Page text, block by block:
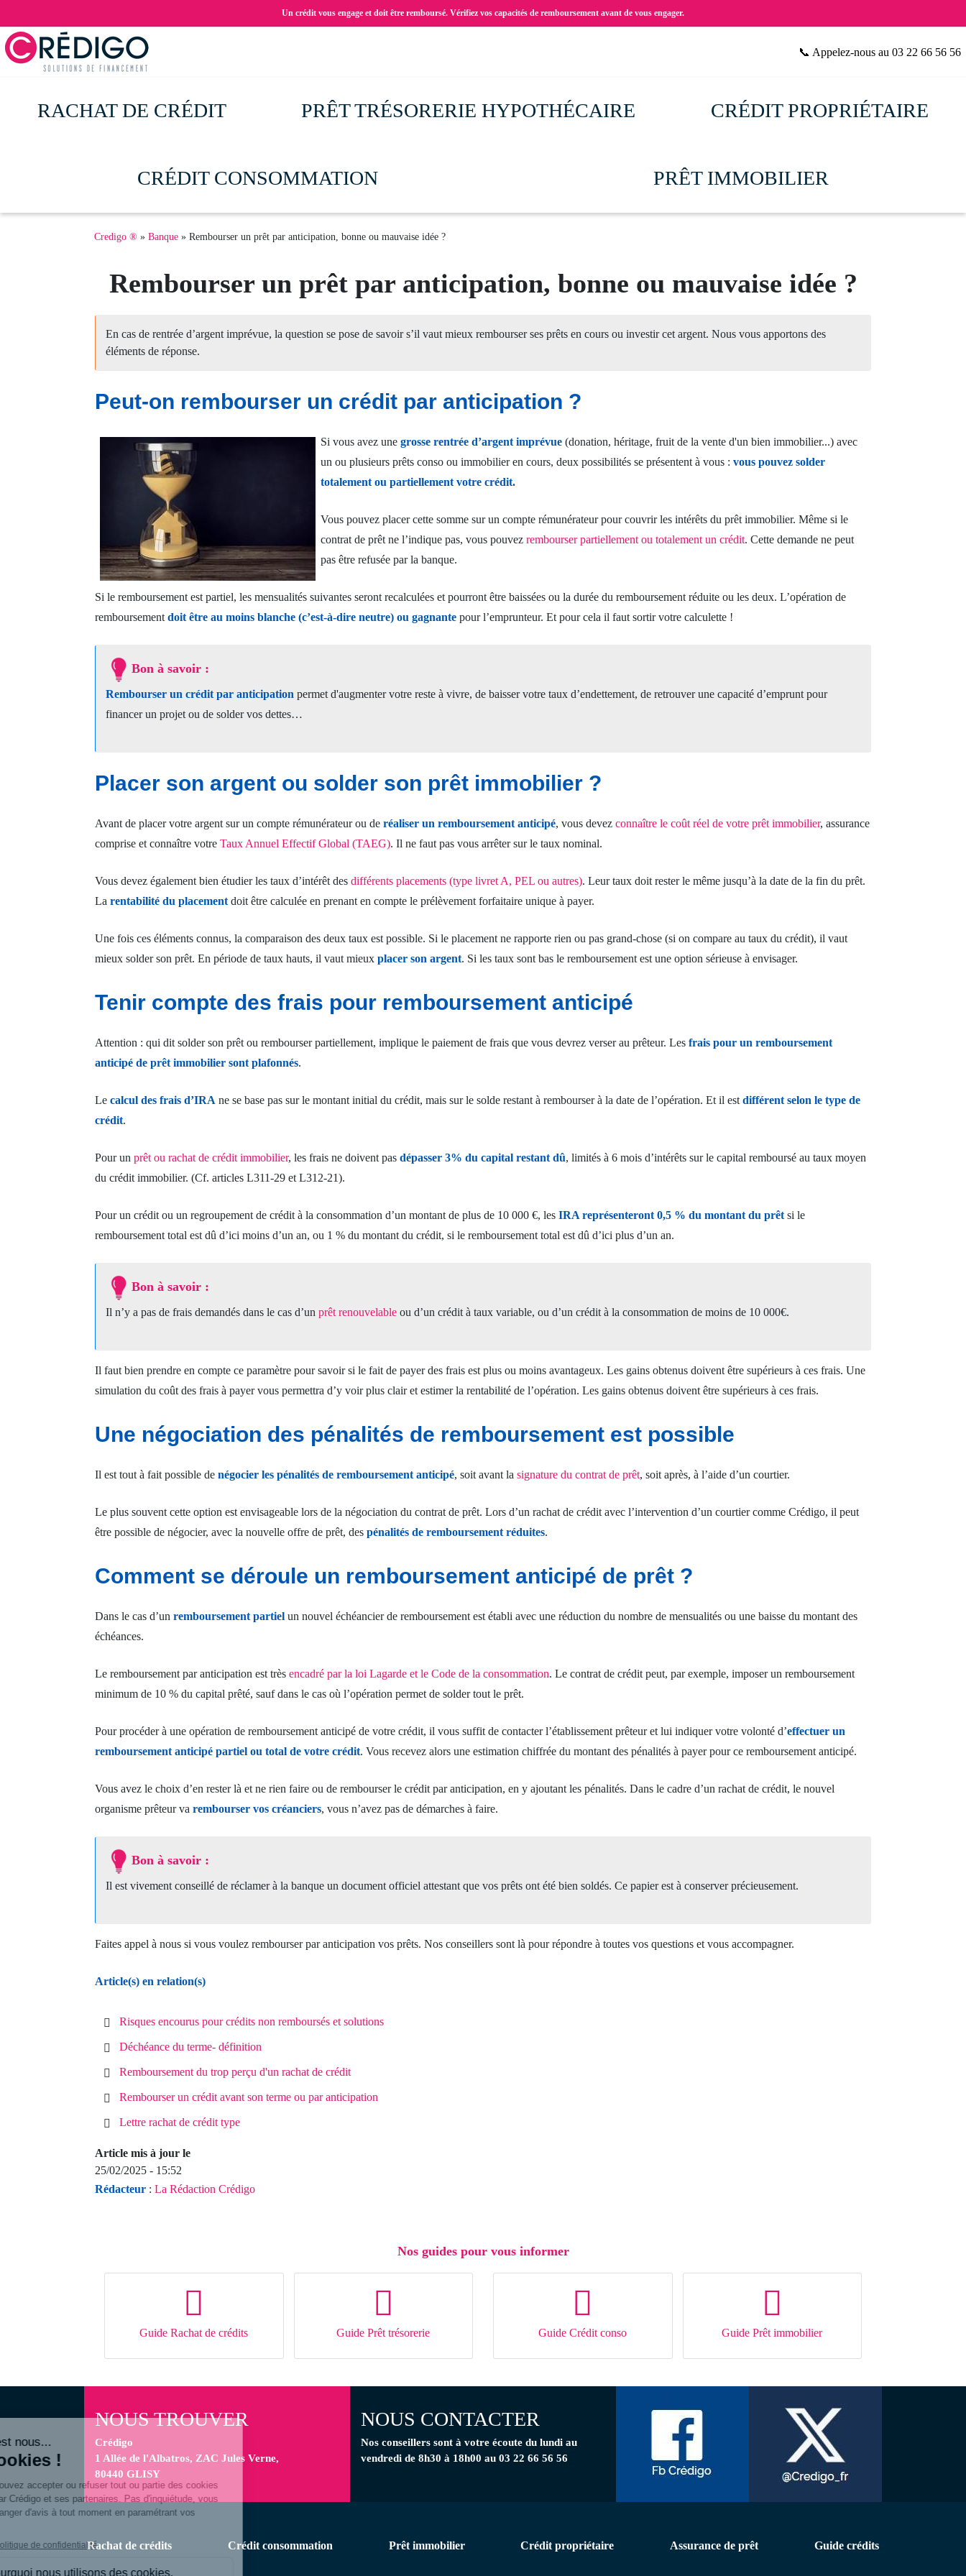
au
contenu
principal
Un crédit vous engage et doit être remboursé. Vérifiez vos capacités de remboursement avant de vous engager.
📞 Appelez-nous au 03 22 66 56 56
RACHAT DE CRÉDIT PRÊT TRÉSORERIE HYPOTHÉCAIRE CRÉDIT PROPRIÉTAIRE
CRÉDIT CONSOMMATION PRÊT IMMOBILIER
Fil
Credigo ® Banque Rembourser un prêt par anticipation, bonne ou mauvaise idée ?
Rembourser un prêt par anticipation, bonne ou mauvaise idée ?
En cas de rentrée d’argent imprévue, la question se pose de savoir s’il vaut mieux rembourser ses prêts en cours ou investir cet argent. Nous vous apportons des
éléments de réponse.
Peut-on rembourser un crédit par anticipation ?
Si vous avez une grosse rentrée d’argent imprévue (donation, héritage, fruit de la vente d'un bien immobilier...) avec
un ou plusieurs prêts conso ou immobilier en cours, deux possibilités se présentent à vous : vous pouvez solder
totalement ou partiellement votre crédit.
Vous pouvez placer cette somme sur un compte rémunérateur pour couvrir les intérêts du prêt immobilier. Même si le
contrat de prêt ne l’indique pas, vous pouvez rembourser partiellement ou totalement un crédit. Cette demande ne peut
pas être refusée par la banque.
Si le remboursement est partiel, les mensualités suivantes seront recalculées et pourront être baissées ou la durée du remboursement réduite ou les deux. L’opération de
remboursement doit être au moins blanche (c’est-à-dire neutre) ou gagnante pour l’emprunteur. Et pour cela il faut sortir votre calculette !
Bon à savoir :
Rembourser un crédit par anticipation permet d'augmenter votre reste à vivre, de baisser votre taux d’endettement, de retrouver une capacité d’emprunt pour
financer un projet ou de solder vos dettes…
Placer son argent ou solder son prêt immobilier ?
Avant de placer votre argent sur un compte rémunérateur ou de réaliser un remboursement anticipé, vous devez connaître le coût réel de votre prêt immobilier, assurance
comprise et connaître votre Taux Annuel Effectif Global (TAEG). Il ne faut pas vous arrêter sur le taux nominal.
Vous devez également bien étudier les taux d’intérêt des différents placements (type livret A, PEL ou autres). Leur taux doit rester le même jusqu’à la date de la fin du prêt.
La rentabilité du placement doit être calculée en prenant en compte le prélèvement forfaitaire unique à payer.
Une fois ces éléments connus, la comparaison des deux taux est possible. Si le placement ne rapporte rien ou pas grand-chose (si on compare au taux du crédit), il vaut
mieux solder son prêt. En période de taux hauts, il vaut mieux placer son argent. Si les taux sont bas le remboursement est une option sérieuse à envisager.
Tenir compte des frais pour remboursement anticipé
Attention : qui dit solder son prêt ou rembourser partiellement, implique le paiement de frais que vous devrez verser au prêteur. Les frais pour un remboursement
anticipé de prêt immobilier sont plafonnés.
Le calcul des frais d’IRA ne se base pas sur le montant initial du crédit, mais sur le solde restant à rembourser à la date de l’opération. Et il est différent selon le type de
crédit.
Pour un prêt ou rachat de crédit immobilier, les frais ne doivent pas dépasser 3% du capital restant dû, limités à 6 mois d’intérêts sur le capital remboursé au taux moyen
du crédit immobilier. (Cf. articles L311-29 et L312-21).
Pour un crédit ou un regroupement de crédit à la consommation d’un montant de plus de 10 000 €, les IRA représenteront 0,5 % du montant du prêt si le
remboursement total est dû d’ici moins d’un an, ou 1 % du montant du crédit, si le remboursement total est dû d’ici plus d’un an.
Bon à savoir :
Il n’y a pas de frais demandés dans le cas d’un prêt renouvelable ou d’un crédit à taux variable, ou d’un crédit à la consommation de moins de 10 000€.
Il faut bien prendre en compte ce paramètre pour savoir si le fait de payer des frais est plus ou moins avantageux. Les gains obtenus doivent être supérieurs à ces frais. Une
simulation du coût des frais à payer vous permettra d’y voir plus clair et estimer la rentabilité de l’opération. Les gains obtenus doivent être supérieurs à ces frais.
Une négociation des pénalités de remboursement est possible
Il est tout à fait possible de négocier les pénalités de remboursement anticipé, soit avant la signature du contrat de prêt, soit après, à l’aide d’un courtier.
Le plus souvent cette option est envisageable lors de la négociation du contrat de prêt. Lors d’un rachat de crédit avec l’intervention d’un courtier comme Crédigo, il peut
être possible de négocier, avec la nouvelle offre de prêt, des pénalités de remboursement réduites.
Comment se déroule un remboursement anticipé de prêt ?
Dans le cas d’un remboursement partiel un nouvel échéancier de remboursement est établi avec une réduction du nombre de mensualités ou une baisse du montant des
échéances.
Le remboursement par anticipation est très encadré par la loi Lagarde et le Code de la consommation. Le contrat de crédit peut, par exemple, imposer un remboursement
minimum de 10 % du capital prêté, sauf dans le cas où l’opération permet de solder tout le prêt.
Pour procéder à une opération de remboursement anticipé de votre crédit, il vous suffit de contacter l’établissement prêteur et lui indiquer votre volonté d’effectuer un
remboursement anticipé partiel ou total de votre crédit. Vous recevez alors une estimation chiffrée du montant des pénalités à payer pour ce remboursement anticipé.
Vous avez le choix d’en rester là et ne rien faire ou de rembourser le crédit par anticipation, en y ajoutant les pénalités. Dans le cadre d’un rachat de crédit, le nouvel
organisme prêteur va rembourser vos créanciers, vous n’avez pas de démarches à faire.
Bon à savoir :
Il est vivement conseillé de réclamer à la banque un document officiel attestant que vos prêts ont été bien soldés. Ce papier est à conserver précieusement.
Faites appel à nous si vous voulez rembourser par anticipation vos prêts. Nos conseillers sont là pour répondre à toutes vos questions et vous accompagner.
Article(s) en relation(s)
Risques encourus pour crédits non remboursés et solutions
Déchéance du terme- définition
Remboursement du trop perçu d'un rachat de crédit
Rembourser un crédit avant son terme ou par anticipation
Lettre rachat de crédit type
Article mis à jour le
25/02/2025 - 15:52
Rédacteur : La Rédaction Crédigo
Nos guides pour vous informer
Guide Rachat de crédits Guide Prêt trésorerie Guide Crédit conso Guide Prêt immobilier
NOUS TROUVER
Crédigo
1 Allée de l'Albatros, ZAC Jules Verne,
80440 GLISY
NOUS CONTACTER
Nos conseillers sont à votre écoutedu lundi au
vendredi de 8h30 à 18h00 au 03 22 66 56 56
Menu
actualite
Rachat de crédits Crédit consommation Prêt immobilier Crédit propriétaire Assurance de prêt Guide crédits